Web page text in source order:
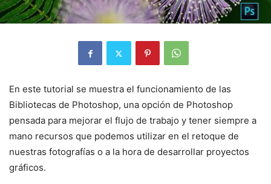
En este tutorial se muestra el funcionamiento de las
Bibliotecas de Photoshop, una opción de Photoshop
pensada para mejorar el flujo de trabajo y tener siempre a
mano recursos que podemos utilizar en el retoque de
nuestras fotografías o a la hora de desarrollar proyectos
gráficos.